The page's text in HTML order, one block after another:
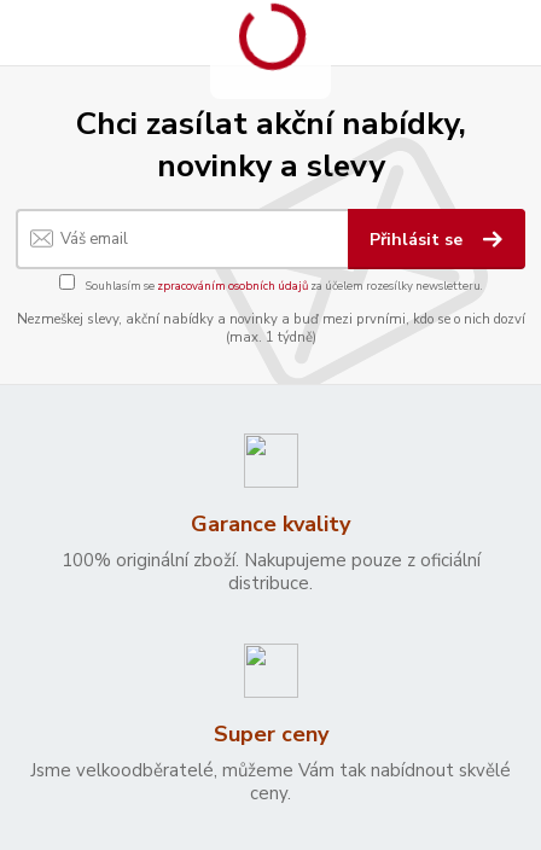
Chci zasílat akční nabídky,
novinky a slevy
Přihlásit se
Souhlasím se zpracováním osobních údajůza účelem rozesílky newsletteru.
Nezmeškej slevy, akční nabídky a novinky a buď mezi prvními, kdo se o nich dozví
(max. 1 týdně)
Garance kvality
100% originální zboží. Nakupujeme pouze z oficiální
distribuce.
Super ceny
Jsme velkoodběratelé, můžeme Vám tak nabídnout skvělé
ceny.